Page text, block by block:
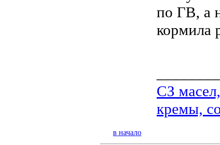
по ГВ, а
кормила
СЗ
кремы,
в начало